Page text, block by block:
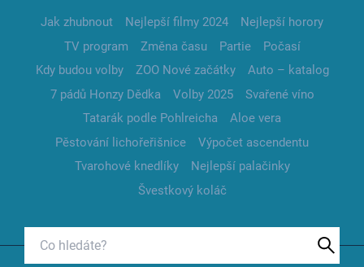
Jak zhubnout Nejlepší filmy 2024
Nejlepší horory
TV program
Změna času Partie
Počasí
Kdy budou volby
ZOO Nové začátky
Auto – katalog
7 pádů Honzy Dědka
Volby 2025
Svařené víno
Tatarák podle Pohlreicha
Aloe vera
Pěstování lichořeřišnice
Výpočet ascendentu
Tvarohové knedlíky
Nejlepší palačinky
Švestkový koláč